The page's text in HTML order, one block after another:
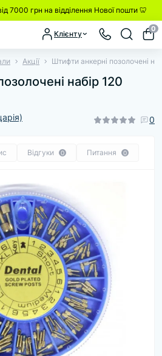
7000 грн на відділення Нової пошти 🦷
Клієнту
0
Акції Штифти анкерні позолочені
набір 120
0
Відгуки 0 Питання 0